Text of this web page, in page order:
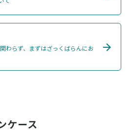
わらず、まずはざっくばらんにお
ケース